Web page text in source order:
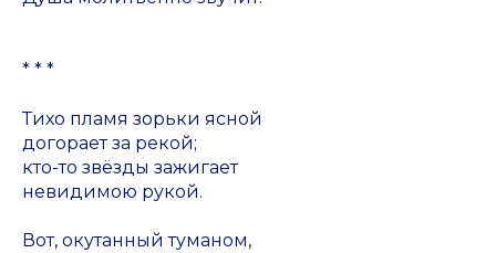
* * *
Тихо пламя зорьки ясной
догорает за рекой;
кто-то звёзды зажигает
невидимою рукой.
Вот, окутанный туманом,